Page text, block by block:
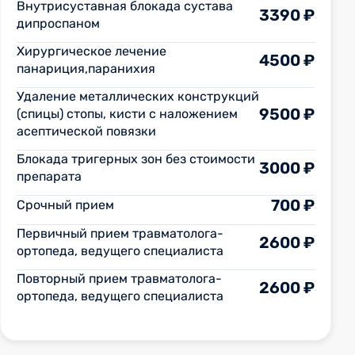
Внутрисуставная блокада сустава
дипроспаном
3390 ₽
Хирургическое лечение
панариция,паранихия
4500 ₽
Удаление металлических конструкций
(спицы) стопы, кисти с наложением
асептической повязки
9500 ₽
Блокада тригерных зон без стоимости
препарата
3000 ₽
Срочный прием 700 ₽
Первичный прием травматолога-
ортопеда, ведущего специалиста
2600 ₽
Повторный прием травматолога-
ортопеда, ведущего специалиста
2600 ₽